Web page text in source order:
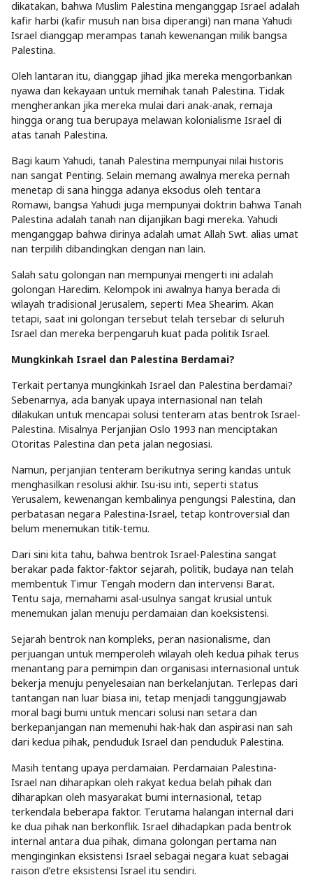
dikatakan, bahwa Muslim Palestina menganggap Israel adalah
kafir harbi (kafir musuh nan bisa diperangi) nan mana Yahudi
Israel dianggap merampas tanah kewenangan milik bangsa
Palestina.
Oleh lantaran itu, dianggap jihad jika mereka mengorbankan
nyawa dan kekayaan untuk memihak tanah Palestina. Tidak
mengherankan jika mereka mulai dari anak-anak, remaja
hingga orang tua berupaya melawan kolonialisme Israel di
atas tanah Palestina.
Bagi kaum Yahudi, tanah Palestina mempunyai nilai historis
nan sangat Penting. Selain memang awalnya mereka pernah
menetap di sana hingga adanya eksodus oleh tentara
Romawi, bangsa Yahudi juga mempunyai doktrin bahwa Tanah
Palestina adalah tanah nan dijanjikan bagi mereka. Yahudi
menganggap bahwa dirinya adalah umat Allah Swt. alias umat
nan terpilih dibandingkan dengan nan lain.
Salah satu golongan nan mempunyai mengerti ini adalah
golongan Haredim. Kelompok ini awalnya hanya berada di
wilayah tradisional Jerusalem, seperti Mea Shearim. Akan
tetapi, saat ini golongan tersebut telah tersebar di seluruh
Israel dan mereka berpengaruh kuat pada politik Israel.
Mungkinkah Israel dan Palestina Berdamai?
Terkait pertanya mungkinkah Israel dan Palestina berdamai?
Sebenarnya, ada banyak upaya internasional nan telah
dilakukan untuk mencapai solusi tenteram atas bentrok Israel-
Palestina. Misalnya Perjanjian Oslo 1993 nan menciptakan
Otoritas Palestina dan peta jalan negosiasi.
Namun, perjanjian tenteram berikutnya sering kandas untuk
menghasilkan resolusi akhir. Isu-isu inti, seperti status
Yerusalem, kewenangan kembalinya pengungsi Palestina, dan
perbatasan negara Palestina-Israel, tetap kontroversial dan
belum menemukan titik-temu.
Dari sini kita tahu, bahwa bentrok Israel-Palestina sangat
berakar pada faktor-faktor sejarah, politik, budaya nan telah
membentuk Timur Tengah modern dan intervensi Barat.
Tentu saja, memahami asal-usulnya sangat krusial untuk
menemukan jalan menuju perdamaian dan koeksistensi.
Sejarah bentrok nan kompleks, peran nasionalisme, dan
perjuangan untuk memperoleh wilayah oleh kedua pihak terus
menantang para pemimpin dan organisasi internasional untuk
bekerja menuju penyelesaian nan berkelanjutan. Terlepas dari
tantangan nan luar biasa ini, tetap menjadi tanggungjawab
moral bagi bumi untuk mencari solusi nan setara dan
berkepanjangan nan memenuhi hak-hak dan aspirasi nan sah
dari kedua pihak, penduduk Israel dan penduduk Palestina.
Masih tentang upaya perdamaian. Perdamaian Palestina-
Israel nan diharapkan oleh rakyat kedua belah pihak dan
diharapkan oleh masyarakat bumi internasional, tetap
terkendala beberapa faktor. Terutama halangan internal dari
ke dua pihak nan berkonflik. Israel dihadapkan pada bentrok
internal antara dua pihak, dimana golongan pertama nan
menginginkan eksistensi Israel sebagai negara kuat sebagai
raison d’etre eksistensi Israel itu sendiri.